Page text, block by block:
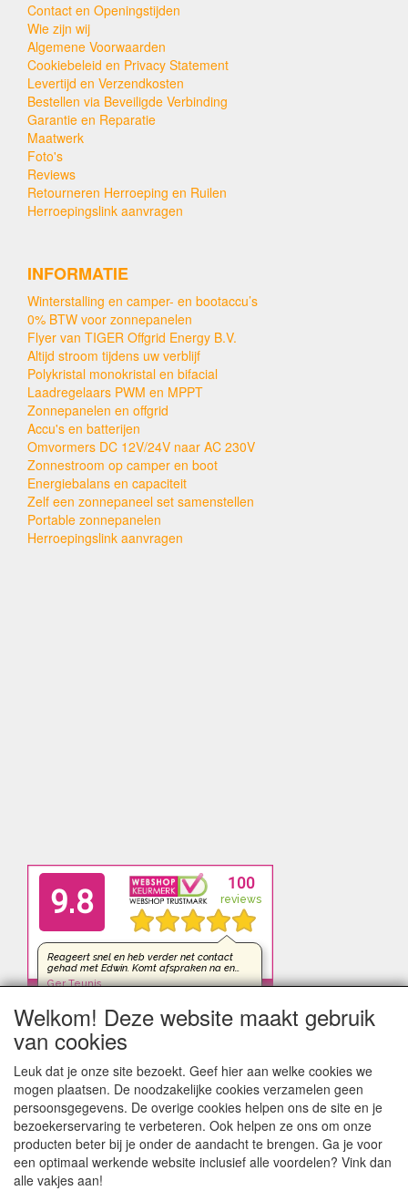
Contact en Openingstijden
Wie zijn wij
Algemene Voorwaarden
Cookiebeleid en Privacy Statement
Levertijd en Verzendkosten
Bestellen via Beveiligde Verbinding
Garantie en Reparatie
Maatwerk
Foto's
Reviews
Retourneren Herroeping en Ruilen
Herroepingslink aanvragen
INFORMATIE
Winterstalling en camper- en bootaccu’s
0% BTW voor zonnepanelen
Flyer van TIGER Offgrid Energy B.V.
Altijd stroom tijdens uw verblijf
Polykristal monokristal en bifacial
Laadregelaars PWM en MPPT
Zonnepanelen en offgrid
Accu's en batterijen
Omvormers DC 12V/24V naar AC 230V
Zonnestroom op camper en boot
Energiebalans en capaciteit
Zelf een zonnepaneel set samenstellen
Portable zonnepanelen
Herroepingslink aanvragen
Welkom! Deze website maakt gebruik
van cookies
Leuk dat je onze site bezoekt. Geef hier aan welke cookies we
mogen plaatsen. De noodzakelijke cookies verzamelen geen
persoonsgegevens. De overige cookies helpen ons de site en je
bezoekerservaring te verbeteren. Ook helpen ze ons om onze
producten beter bij je onder de aandacht te brengen. Ga je voor
een optimaal werkende website inclusief alle voordelen? Vink dan
alle vakjes aan!